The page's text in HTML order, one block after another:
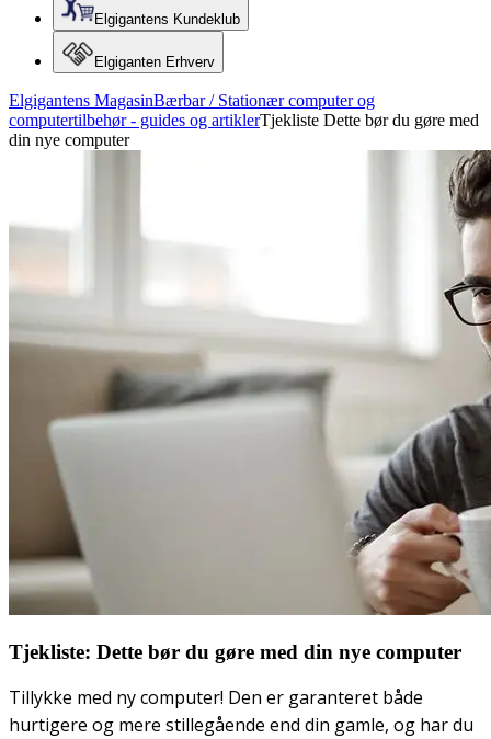
Elgigantens Kundeklub
Elgiganten Erhverv
Elgigantens MagasinBærbar / Stationær computer og
computertilbehør - guides og artiklerTjekliste Dette bør du gøre med
din nye computer
Tjekliste: Dette bør du gøre med din nye computer
Tillykke med ny computer! Den er garanteret både
hurtigere og mere stillegående end din gamle, og har du